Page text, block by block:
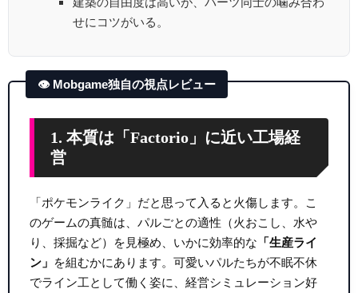
せにコツがいる。
👁 Mobgame独自の視点レビュー
1. 本質は「Factorio」に近い工場経
営
「ポケモンライク」だと思って入ると火傷します。こ
のゲームの真髄は、パルごとの適性（火おこし、水や
り、採掘など）を見極め、いかに効率的な 「生産ライ
ン」 を組むかにあります。可愛いパルたちが不眠不休
でライン工として働く姿に、経営シミュレーション好